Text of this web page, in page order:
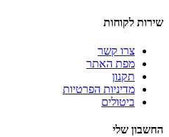
שירות לקוחות
צרו קשר
מפת האתר
תקנון
מדיניות הפרטיות
ביטולים
החשבון שלי